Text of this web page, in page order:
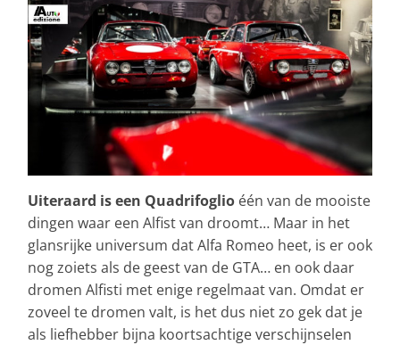
Uiteraard is een Quadrifoglio één van de mooiste
dingen waar een Alfist van droomt… Maar in het
glansrijke universum dat Alfa Romeo heet, is er ook
nog zoiets als de geest van de GTA… en ook daar
dromen Alfisti met enige regelmaat van. Omdat er
zoveel te dromen valt, is het dus niet zo gek dat je
als liefhebber bijna koortsachtige verschijnselen